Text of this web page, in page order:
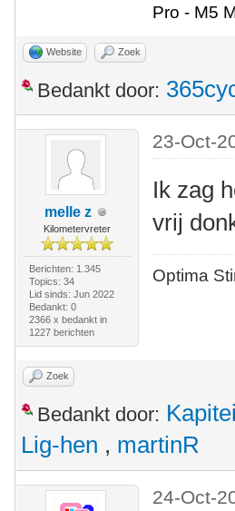
Pro - M5
Website Zoek
Bedankt door:
melle z
Kilometervreter
Berichten: 1.345
Topics: 34
Lid sinds: Jun 2022
Bedankt: 0
2366 x bedankt in
1227 berichten
23-Oct-
Ik zag
vrij
Optima
Zoek
Bedankt door:
Lig-hen , martinR
24-Oct-